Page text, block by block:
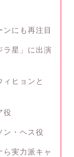
にも再注目
ラ星」に出演
ヒョンと
役
ン・ヘス役
ら実力派キャ